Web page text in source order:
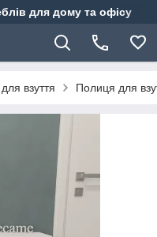
для дому та офісу
взуття Полиця для